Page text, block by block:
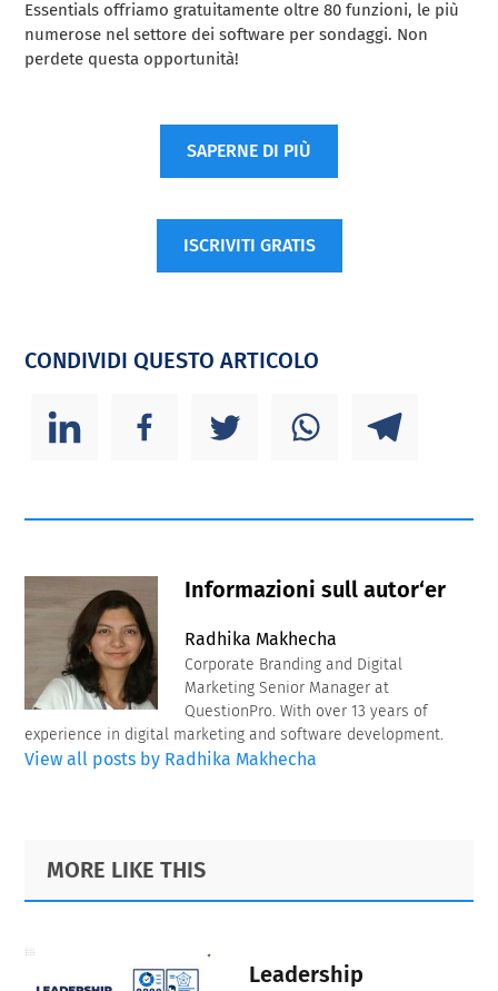
Essentials offriamo gratuitamente oltre 80 funzioni, le più
numerose nel settore dei software per sondaggi. Non
perdete questa opportunità!
SAPERNE DI PIÙ
ISCRIVITI GRATIS
CONDIVIDI QUESTO ARTICOLO
Informazioni sull autor‘er
Radhika Makhecha
Corporate Branding and Digital
Marketing Senior Manager at
QuestionPro. With over 13 years of
experience in digital marketing and software development.
View all posts by Radhika Makhecha
Primary
Sidebar
Footer
MORE LIKE THIS
Leadership